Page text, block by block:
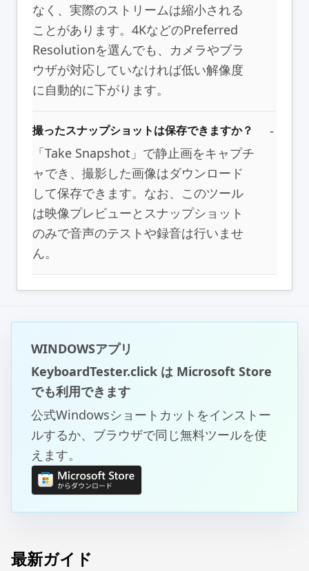
なく、実際のストリームは縮小される
ことがあります。4KなどのPreferred
Resolutionを選んでも、カメラやブラ
ウザが対応していなければ低い解像度
に自動的に下がります。
撮ったスナップショットは保存できますか？
「Take Snapshot」で静止画をキャプチ
ャでき、撮影した画像はダウンロード
して保存できます。なお、このツール
は映像プレビューとスナップショット
のみで音声のテストや録音は行いませ
ん。
WINDOWSアプリ
KeyboardTester.click は Microsoft Store
でも利用できます
公式Windowsショートカットをインストー
ルするか、ブラウザで同じ無料ツールを使
えます。
最新ガイド